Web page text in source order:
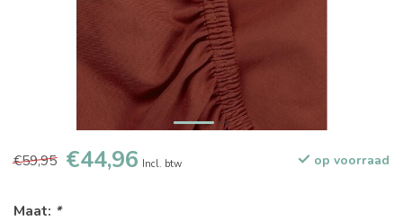
€59,95 €44,96 Incl. btw op voorraad
Maat: *